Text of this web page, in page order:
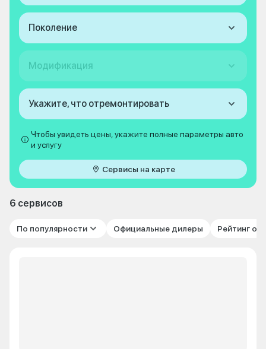
Поколение
Модификация
Укажите, что отремонтировать
Чтобы увидеть цены, укажите полные параметры авто
и услугу
Сервисы на карте
6 сервисов
По популярности Официальные дилеры Рейтинг